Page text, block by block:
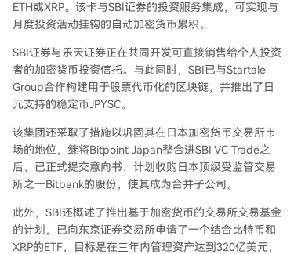
ETH或XRP。该卡与SBI证券的投资服务集成，可实现与
月度投资活动挂钩的自动加密货币累积。
SBI证券与乐天证券正在共同开发可直接销售给个人投资
者的加密货币投资信托。与此同时，SBI已与Startale
Group合作构建用于股票代币化的区块链，并推出了日
元支持的稳定币JPYSC。
该集团还采取了措施以巩固其在日本加密货币交易所市
场的地位，继将Bitpoint Japan整合进SBI VC Trade之
后，已正式提交意向书，计划收购日本顶级受监管交易
所之一Bitbank的股份，使其成为合并子公司。
此外，SBI还概述了推出基于加密货币的交易所交易基金
的计划，已向东京证券交易所申请了一个结合比特币和
XRP的ETF，目标是在三年内管理资产达到320亿美元，